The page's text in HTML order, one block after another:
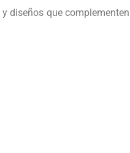
diseños que complementen